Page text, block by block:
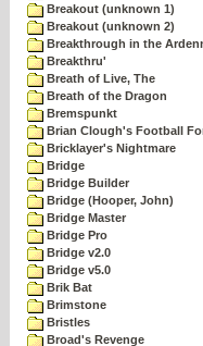
Breakout (unknown 1)
Breakout (unknown 2)
Breakthrough in the
Breakthru'
Breath of Live, The
Breath of the Dragon
Bremspunkt
Brian Clough's Football
Bricklayer's Nightmare
Bridge
Bridge Builder
Bridge (Hooper, John)
Bridge Master
Bridge Pro
Bridge v2.0
Bridge v5.0
Brik Bat
Brimstone
Bristles
Broad's Revenge